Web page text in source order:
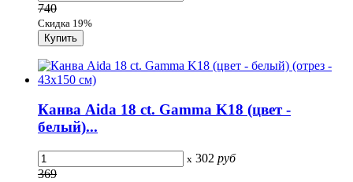
740
Скидка 19%
Канва Aida 18 сt. Gamma K18 (цвет -
белый)...
x 302 руб
369